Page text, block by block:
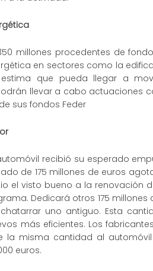
millones procedentes de
en sectores como la
que pueda llegar a
llevar a cabo actuaciones
sus fondos Feder
recibió su esperado
de 175 millones de euros
el visto bueno a la renovación
Dedicará otros 175
uno antiguo. Esta
más eficientes. Los
la misma cantidad al
euros.